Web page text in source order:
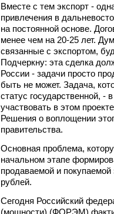
Вместе с тем экспорт -
привлечения в
на постоянной основе.
менее чем на 20-25 лет.
связанные с экспортом,
Подчеркну: эта сделка
России - задачи просто
быть не может. Задача,
статус государственной, -
участвовать в этом
Решения о воплощении
правительства.
Основная проблема,
начальном этапе
продаваемой и покупаемой
рублей.
Сегодня Российский
(мощности) (ФОРЭМ)